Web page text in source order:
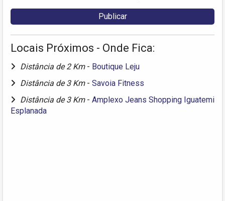
Locais Próximos - Onde Fica:
Distância de 2 Km - Boutique Leju
Distância de 3 Km - Savoia Fitness
Distância de 3 Km - Amplexo Jeans Shopping Iguatemi
Esplanada